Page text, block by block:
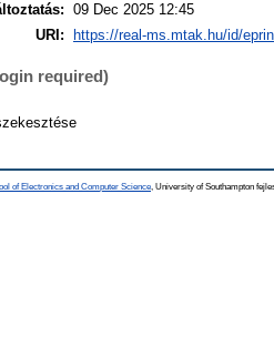
09 Dec 2025 12:45
URI:
https://real-ms.mtak.hu/id/
required)
of Electronics and Computer Science , University of Southampton